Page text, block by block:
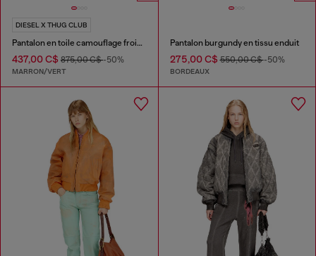
DIESEL X THUG CLUB
Pantalon en toile camouflage froissée
437,00 C$ 875,00 C$-50%
MARRON/VERT
Pantalon burgundy en tissu enduit
275,00 C$550,00 C$-50%
BORDEAUX